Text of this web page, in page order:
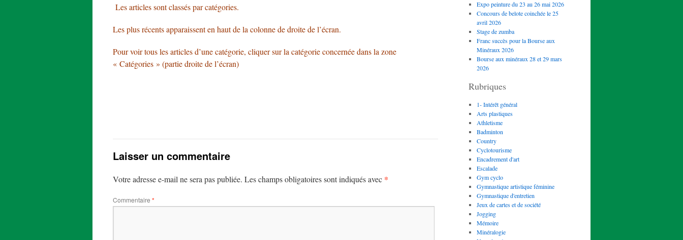
Les articles sont classés par catégories.
Les plus récents apparaissent en haut de la colonne de droite de l’écran.
Pour voir tous les articles d’une catégorie, cliquer sur la catégorie concernée dans la zone
« Catégories » (partie droite de l’écran)
Laisser un commentaire
Votre adresse e-mail ne sera pas publiée. Les champs obligatoires sont indiqués avec *
Commentaire *
Expo peinture du 23 au 26 mai 2026
Concours de belote coinchée le 25
avril 2026
Stage de zumba
Franc succès pour la Bourse aux
Minéraux 2026
Bourse aux minéraux 28 et 29 mars
2026
Rubriques
1- Intérêt général
Arts plastiques
Athletisme
Badminton
Country
Cyclotourisme
Encadrement d'art
Escalade
Gym cyclo
Gymnastique artistique féminine
Gymnastique d'entretien
Jeux de cartes et de société
Jogging
Mémoire
Minéralogie